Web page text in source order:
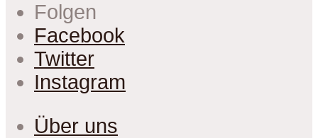
Folgen
Facebook
Twitter
Instagram
Über uns